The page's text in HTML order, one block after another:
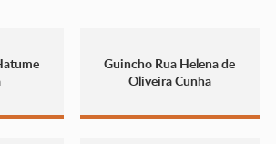
Guincho Rua Helena de
Oliveira Cunha